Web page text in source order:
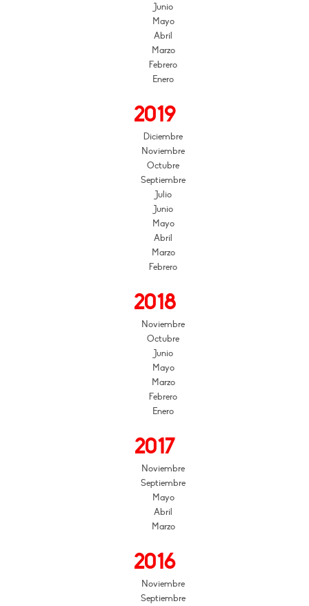
Junio
Mayo
Abril
Marzo
Febrero
Enero
2019
Diciembre
Noviembre
Octubre
Septiembre
Julio
Junio
Mayo
Abril
Marzo
Febrero
2018
Noviembre
Octubre
Junio
Mayo
Marzo
Febrero
Enero
2017
Noviembre
Septiembre
Mayo
Abril
Marzo
2016
Noviembre
Septiembre